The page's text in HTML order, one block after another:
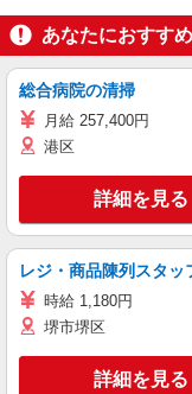
あなたにおすす
総合病院の清掃
月給 257,400円
港区
詳細を見る
レジ・商品陳列スタッ
時給 1,180円
堺市堺区
詳細を見る